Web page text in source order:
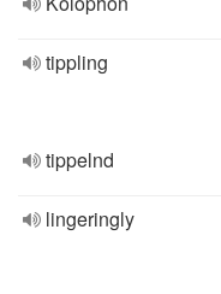
tippling
tippelnd
lingeringly